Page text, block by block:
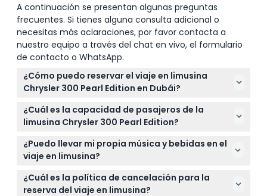
A continuación se presentan algunas preguntas
frecuentes. Si tienes alguna consulta adicional o
necesitas más aclaraciones, por favor contacta a
nuestro equipo a través del chat en vivo, el formulario
de contacto o WhatsApp.
¿Cómo puedo reservar el viaje en limusina
Chrysler 300 Pearl Edition en Dubái?
Puedes reservar fácilmente tu viaje en limusina
Chrysler 300 Pearl Edition en línea aquí mismo en
este sitio web seleccionando tu fecha y hora
preferidas durante el proceso de reserva.
¿Cuál es la capacidad de pasajeros de la
limusina Chrysler 300 Pearl Edition?
Esta limusina acomoda cómodamente hasta 10
pasajeros, siendo perfecta para salidas grupales o
ocasiones especiales.
¿Puedo llevar mi propia música y bebidas en el
viaje en limusina?
Sí, puedes conectar tu propia música vía Bluetooth
o AUX, y puedes traer bebidas no alcohólicas y
¿Cuál es la política de cancelación para la
reserva del viaje en limusina?